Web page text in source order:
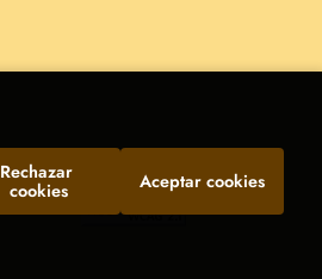
Rechazar
cookies
Aceptar cookies